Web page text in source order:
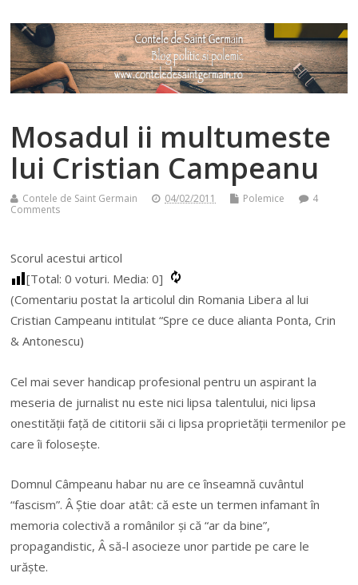
Mosadul ii multumeste
lui Cristian Campeanu
Contele de Saint Germain 04/02/2011 Polemice
4
Comments
Scorul acestui articol
[Total:0 voturi. Media:0]
(Comentariu postat la articolul din Romania Libera al lui
Cristian Campeanu intitulat “Spre ce duce alianta Ponta, Crin
& Antonescu)
Cel mai sever handicap profesional pentru un aspirant la
meseria de jurnalist nu este nici lipsa talentului, nici lipsa
onestității față de cititorii săi ci lipsa proprietății termenilor pe
care îi folosește.
Domnul Câmpeanu habar nu are ce înseamnă cuvântul
“fascism”. Â Știe doar atât: că este un termen infamant în
memoria colectivă a românilor și că “ar da bine”,
propagandistic, Â să-l asocieze unor partide pe care le
urăște.